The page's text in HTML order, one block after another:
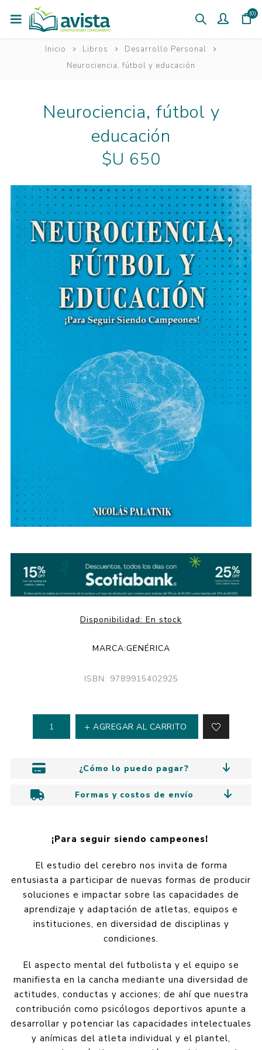
(0)
Inicio Libros
Desarrollo Personal
Neurociencia, fútbol y educación
Neurociencia, fútbol y
educación
$U 650
Disponibilidad: En stock
MARCA:GENÉRICA
ISBN: 9789915402925
AGREGAR AL CARRITO
¿Cómo lo puedo pagar?
Formas y costos de envío
¡Para seguir siendo campeones!
El estudio del cerebro nos invita de forma
entusiasta a participar de nuevas formas de producir
soluciones e impactar sobre las capacidades de
aprendizaje y adaptación de atletas, equipos e
instituciones, en diversidad de disciplinas y
condiciones.
El aspecto mental del futbolista y el equipo se
manifiesta en la cancha mediante una diversidad de
actitudes, conductas y acciones; de ahí que nuestra
contribución como psicólogos deportivos apunte a
desarrollar y potenciar las capacidades intelectuales
y anímicas del atleta individual y el plantel,